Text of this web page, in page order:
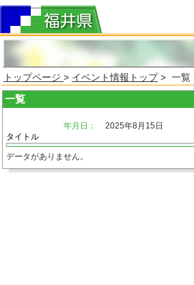
トップページ > イベント情報トップ> 一覧
一覧
年月日：
2025年8月15日
タイトル
データがありません。